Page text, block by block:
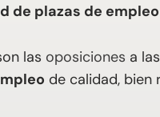
de plazas de
las oposiciones a
de calidad, bien